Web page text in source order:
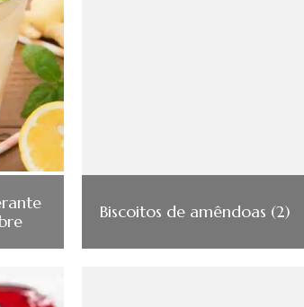
Biscoitos de amêndoas (2)